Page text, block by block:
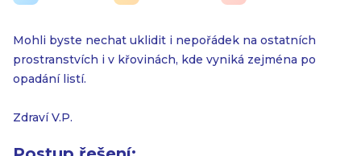
Mohli byste nechat uklidit i nepořádek na ostatních
prostranstvích i v křovinách, kde vyniká zejména po
opadání listí.
Zdraví V.P.